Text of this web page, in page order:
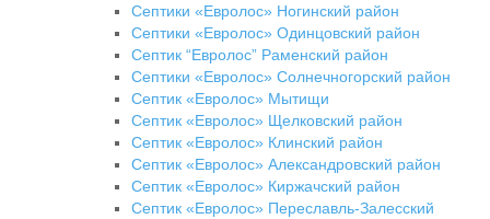
Септики «Евролос» Ногинский район
Септики «Евролос» Одинцовский район
Септик “Евролос” Раменский район
Септики «Евролос» Солнечногорский район
Септик «Евролос» Мытищи
Септик «Евролос» Щелковский район
Септик «Евролос» Клинский район
Септик «Евролос» Александровский район
Септик «Евролос» Киржачский район
Септик «Евролос» Переславль-Залесский